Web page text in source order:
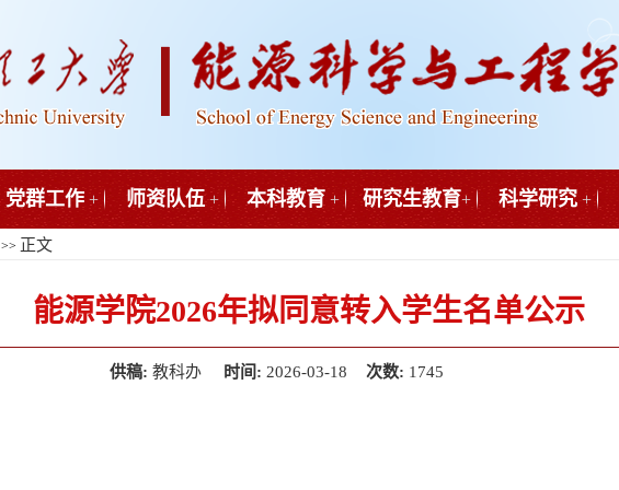
党群工作 + 师资队伍 + 本科教育 + 研究生教育+ 科学研究 +
>> 正文
能源学院2026年拟同意转入学生名单公示
供稿: 教科办 时间: 2026-03-18 次数: 1745